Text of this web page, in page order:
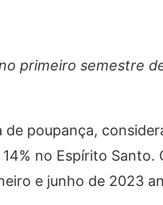
primeiro semestre
poupança,
no Espírito Santo.
e junho de 2023